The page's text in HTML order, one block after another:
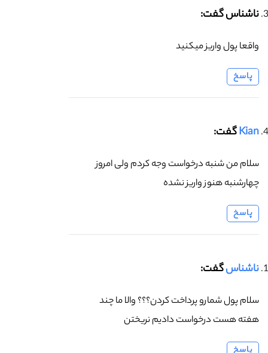
ناشناس گفت:
واقعا پول واریز میکنید
پاسخ
Kianگفت:
سلام من شنبه درخواست وجه کردم ولی امروز
چهارشنبه هنوز واریز نشده
پاسخ
ناشناسگفت:
سلام پول شمارو پرداخت کردن؟؟؟ والا ما چند
هفته هست درخواست دادیم نریختن